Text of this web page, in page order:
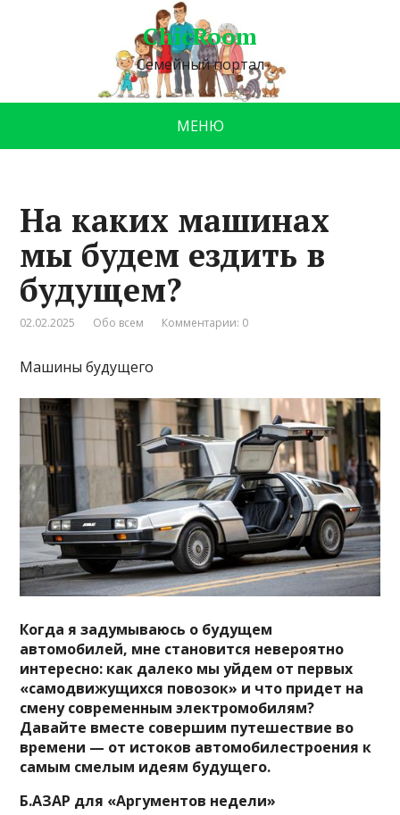
ChicRoom
Семейный портал
МЕНЮ
На каких машинах
мы будем ездить в
будущем?
02.02.2025 Обо всем Комментарии: 0
Машины будущего
Когда я задумываюсь о будущем
автомобилей, мне становится невероятно
интересно: как далеко мы уйдем от первых
«самодвижущихся повозок» и что придет на
смену современным электромобилям?
Давайте вместе совершим путешествие во
времени — от истоков автомобилестроения к
самым смелым идеям будущего.
Б.АЗАР для «Аргументов недели»